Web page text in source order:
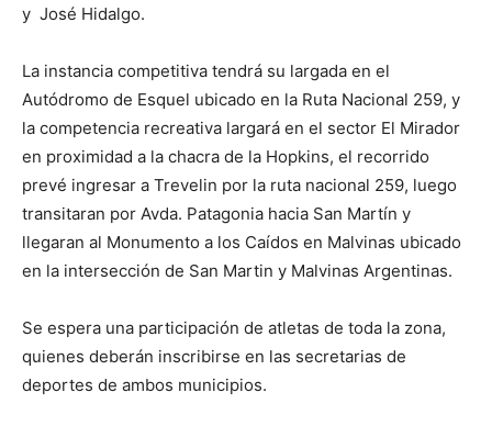
y José Hidalgo.
La instancia competitiva tendrá su largada en el
Autódromo de Esquel ubicado en la Ruta Nacional 259, y
la competencia recreativa largará en el sector El Mirador
en proximidad a la chacra de la Hopkins, el recorrido
prevé ingresar a Trevelin por la ruta nacional 259, luego
transitaran por Avda. Patagonia hacia San Martín y
llegaran al Monumento a los Caídos en Malvinas ubicado
en la intersección de San Martin y Malvinas Argentinas.
Se espera una participación de atletas de toda la zona,
quienes deberán inscribirse en las secretarias de
deportes de ambos municipios.